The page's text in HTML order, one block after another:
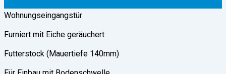
Wohnungseingangstür
Furniert mit Eiche geräuchert
Futterstock (Mauertiefe 140mm)